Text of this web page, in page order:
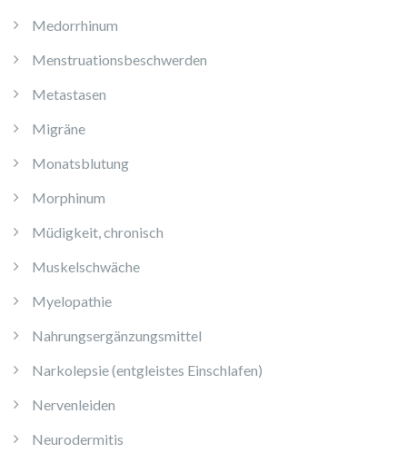
Medorrhinum
Menstruationsbeschwerden
Metastasen
Migräne
Monatsblutung
Morphinum
Müdigkeit, chronisch
Muskelschwäche
Myelopathie
Nahrungsergänzungsmittel
Narkolepsie (entgleistes Einschlafen)
Nervenleiden
Neurodermitis